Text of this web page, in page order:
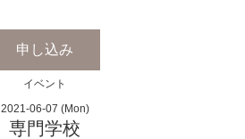
申し込み
イベント
2021-06-07 (Mon)
専門学校